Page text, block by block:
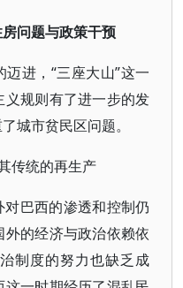
问题与政策干预
进，“三座大山”这一
规则有了进一步的发
城市贫民区问题。
传统的再生产
巴西的渗透和控制仍
的经济与政治依赖依
制度的努力也缺乏成